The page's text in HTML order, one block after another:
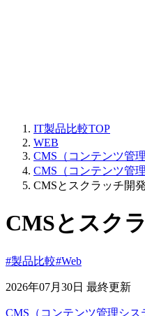
IT製品比較TOP
WEB
CMS（コンテンツ管
CMS（コンテンツ管
CMSとスクラッチ開
CMSとスク
#製品比較#Web
2026年07月30日 最終更新
CMS（コンテンツ管理シス